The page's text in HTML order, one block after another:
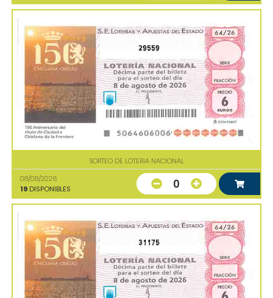
29559
SORTEO DE LOTERIA NACIONAL
08/08/2026
19 DISPONIBLES 0
31175